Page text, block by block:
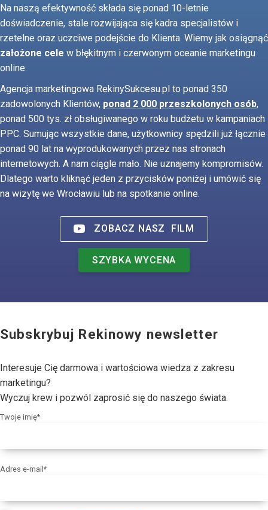
Na naszą efektywność składa się ponad 10-letnie
doświadczenie, stale rozwijająca się kadra specjalistów i
rzetelne oraz uczciwe podejście do Klienta. Wiemy jak osiągnąć
założone cele w błękitnym i czerwonym oceanie marketingu
online.
Agencja marketingowa RekinySukcesu.pl to ponad 350
zadowolonych Klientów, ponad 2 000 przeszkolonych osób,
ponad 500 tys. zł obsługiwanego w roku budżetu w kampaniach
PPC. Sumując wszystkie dane, użytkownicy spędzili już łącznie
ponad 90 lat na wyprodukowanych przez nas stronach
internetowych. A nam ciągle mało. Nie uznajemy kompromisów.
Dlatego warto kliknąć jeden z przycisków poniżej i umówić się
na wizytę we Wrocławiu lub na spotkanie online.
ZOBACZ NASZ FILM
SZYBKA WYCENA
Subskrybuj Rekinowy newsletter
Interesuje Cię darmowa i wartościowa wiedza z zakresu
marketingu?
Wyczuj krew i pozwól zaprosić się do naszego świata.
Twoje imię*
Adres e-mail*